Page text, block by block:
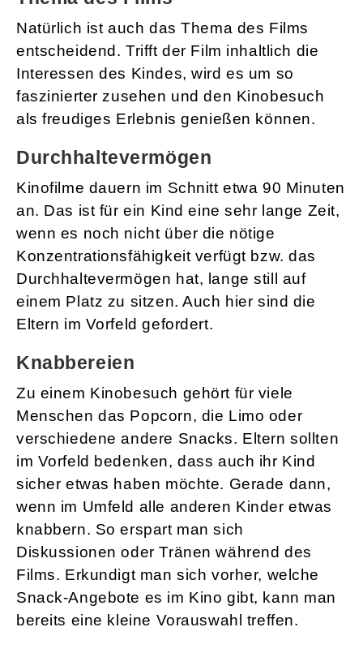
Natürlich ist auch das Thema des Films
entscheidend. Trifft der Film inhaltlich die
Interessen des Kindes, wird es um so
faszinierter zusehen und den Kinobesuch
als freudiges Erlebnis genießen können.
Durchhaltevermögen
Kinofilme dauern im Schnitt etwa 90 Minuten
an. Das ist für ein Kind eine sehr lange Zeit,
wenn es noch nicht über die nötige
Konzentrationsfähigkeit verfügt bzw. das
Durchhaltevermögen hat, lange still auf
einem Platz zu sitzen. Auch hier sind die
Eltern im Vorfeld gefordert.
Knabbereien
Zu einem Kinobesuch gehört für viele
Menschen das Popcorn, die Limo oder
verschiedene andere Snacks. Eltern sollten
im Vorfeld bedenken, dass auch ihr Kind
sicher etwas haben möchte. Gerade dann,
wenn im Umfeld alle anderen Kinder etwas
knabbern. So erspart man sich
Diskussionen oder Tränen während des
Films. Erkundigt man sich vorher, welche
Snack-Angebote es im Kino gibt, kann man
bereits eine kleine Vorauswahl treffen.